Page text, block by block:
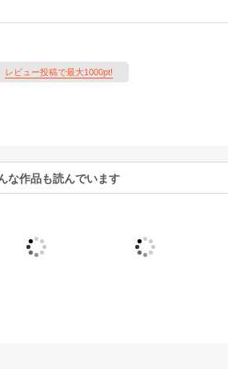
レビュー投稿で最大1000pt!
な作品も読んでいます